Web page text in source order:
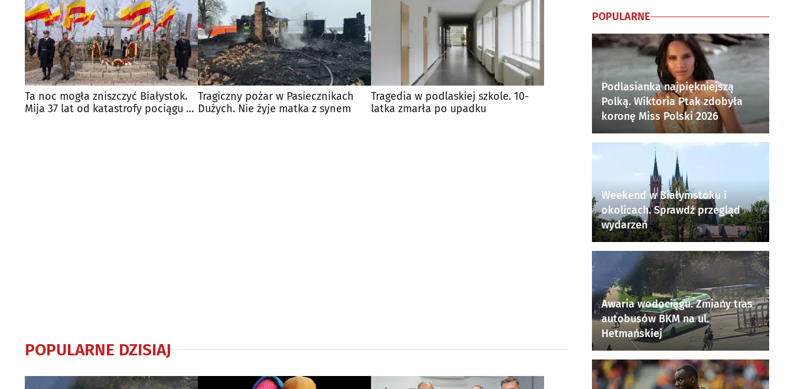
Ta noc mogła zniszczyć Białystok.
Mija 37 lat od katastrofy pociągu z
Tragiczny pożar w Pasiecznikach
Dużych. Nie żyje matka z synem
Tragedia w podlaskiej szkole. 10-
latka zmarła po upadku
POPULARNE DZISIAJ
POPULARNE
Podlasianka najpiękniejszą
Polką. Wiktoria Ptak zdobyła
koronę Miss Polski 2026
Weekend w Białymstoku i
okolicach. Sprawdź przegląd
wydarzeń
Awaria wodociągu. Zmiany tras
autobusów BKM na ul.
Hetmańskiej